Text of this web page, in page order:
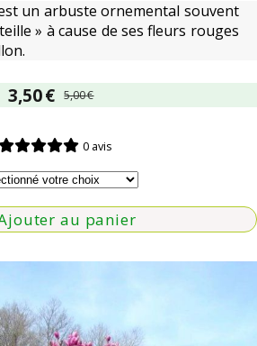
un arbuste ornemental souvent
» à cause de ses fleurs rouges
3,50€ 5,00€
0 avis
au panier